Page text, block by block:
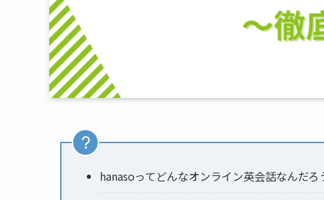
hanasoってどんなオンライン英会話なんだろ